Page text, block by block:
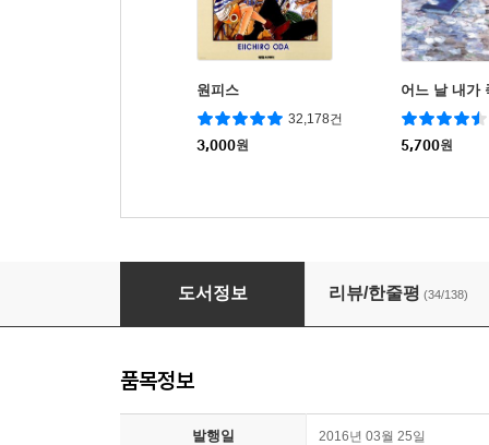
원피스
32,178건
3,000원
어느 날 내가
5,700원
그랜드 부다페스트 호텔
도서정보 리뷰/한줄평 (34/138)
품목정보
발행일 2016년 03월 25일